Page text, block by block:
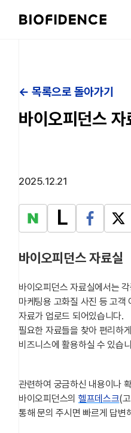
← 목록으로 돌아가기
바이오피던스 자
2025.12.21
바이오피던스 자료실
바이오피던스 자료실에서는
마케팅용 고화질 사진 등 고객
자료가 업로드 되어있습니다.
필요한 자료들을 찾아 편리하
비즈니스에 활용하실 수 있습
관련하여 궁금하신 내용이나
바이오피던스의 헬프데스크(
통해 문의 주시면 빠르게 답변